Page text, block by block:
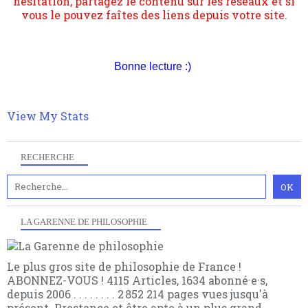
RECHERCHE
LA GARENNE DE PHILOSOPHIE
Le plus gros site de philosophie de France !
ABONNEZ-VOUS ! 4115 Articles, 1634 abonné·e·s,
depuis 2006 . . . . . . . . 2 852 214 pages vues jusqu'à
transformation dans les paradigmes philosophiques
suivant la pensée du Dehors ou du Surpli, omme la
quantique, résolvant la plupart des impasses
philosophique du WWe siècle. Cette pensée hors
articles pour être apte à un plus grand nombre de
Bonne lecture :)
View My Stats